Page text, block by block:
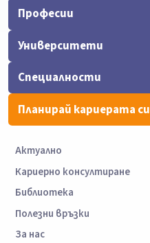
Професии
Университети
Специалности
Планирай кариерата си
Актуално
Кариерно консултиране
Библиотека
Полезни връзки
За нас